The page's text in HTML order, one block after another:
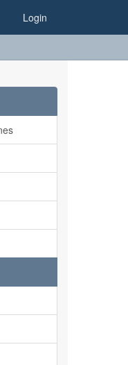
Login